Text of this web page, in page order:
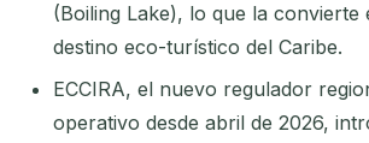
(Boiling Lake), lo que la convierte
destino eco-turístico del Caribe.
ECCIRA, el nuevo regulador
operativo desde abril de 2026,